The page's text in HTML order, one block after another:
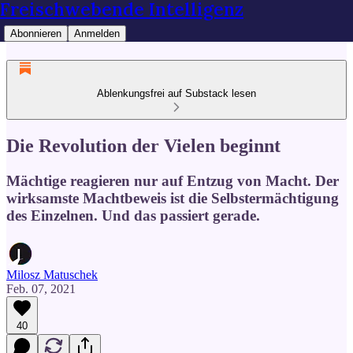
Freischwebende Intelligenz
Abonnieren Anmelden
Ablenkungsfrei auf Substack lesen
Die Revolution der Vielen beginnt
Mächtige reagieren nur auf Entzug von Macht. Der
wirksamste Machtbeweis ist die Selbstermächtigung
des Einzelnen. Und das passiert gerade.
Milosz Matuschek
Feb. 07, 2021
40